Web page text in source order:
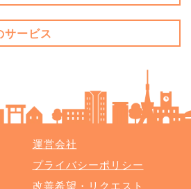
サービス
運営会社
プライバシーポリシー
改善希望・リクエスト